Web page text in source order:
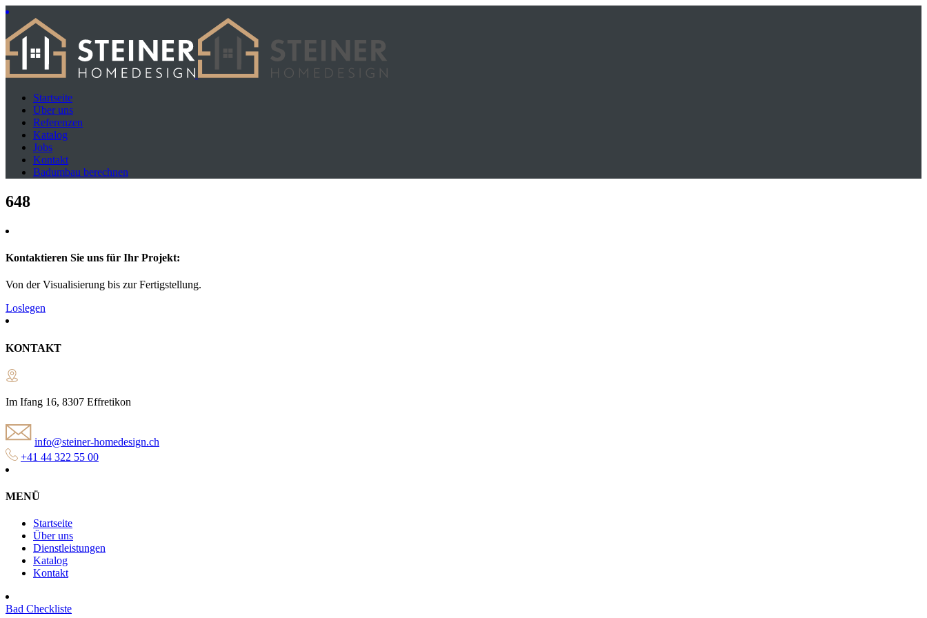
Startseite
Über uns
Referenzen
Katalog
Jobs
Kontakt
Badumbau berechnen
648
Kontaktieren Sie uns für Ihr Projekt:
Von der Visualisierung bis zur Fertigstellung.
Loslegen
KONTAKT
Im Ifang 16, 8307 Effretikon
info@steiner-homedesign.ch
+41 44 322 55 00
MENÜ
Startseite
Über uns
Dienstleistungen
Katalog
Kontakt
Bad Checkliste